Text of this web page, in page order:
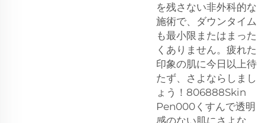
を残さない非外科的な
施術で、ダウンタイム
も最小限またはまった
くありません。疲れた
印象の肌に今日以上待
たず、さよならしまし
ょう！806888Skin
Pen000くすんで透明